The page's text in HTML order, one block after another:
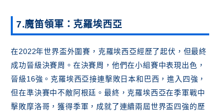
7.魔笛領軍：克羅埃西亞
在2022年世界盃外圍賽，克羅埃西亞經歷了起伏，但最終
成功晉級決賽周。在決賽周，他們在小組賽中表現出色，
晉級16強。克羅埃西亞接連擊敗日本和巴西，進入四強，
但在準決賽中不敵阿根廷。最終，克羅埃西亞在季軍戰中
擊敗摩洛哥，獲得季軍，成就了連續兩屆世界盃四強的歷